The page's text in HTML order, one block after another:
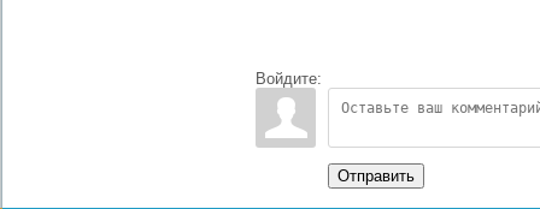
Войдите:
Отправить